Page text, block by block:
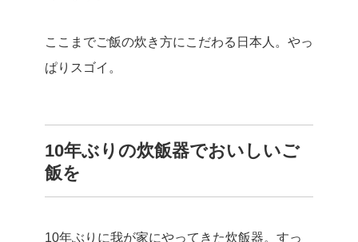
ここまでご飯の炊き方にこだわる日本人。やっ
ぱりスゴイ。
10年ぶりの炊飯器でおいしいご
飯を
10年ぶりに我が家にやってきた炊飯器。すっ